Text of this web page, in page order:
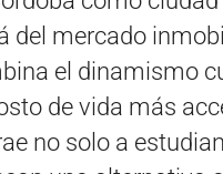
del mercado
el dinamismo
de vida más
no solo a